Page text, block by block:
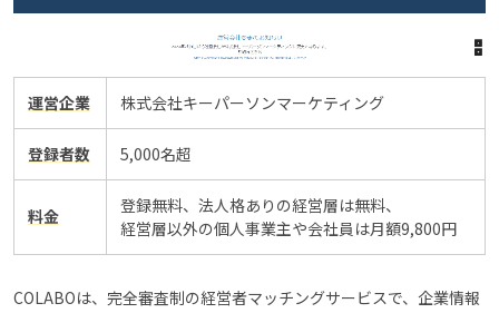
運営企業 株式会社キーパーソンマーケティング
登録者数 5,000名超
料金
登録無料、法人格ありの経営層は無料、
経営層以外の個人事業主や会社員は月額9,800円
COLABOは、完全審査制の経営者マッチングサービスで、企業情報